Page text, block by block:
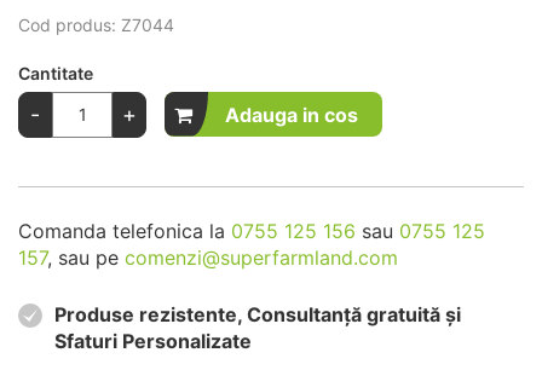
Cod produs: Z7044
Cantitate
- + Adauga in cos
Comanda telefonica la 0755 125 156 sau 0755 125
157, sau pe comenzi@superfarmland.com
Produse rezistente, Consultanță gratuită și
Sfaturi Personalizate